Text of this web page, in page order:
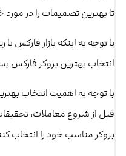
تا بهترین تصمیمات را در مورد
با توجه به اینکه بازار فارکس
انتخاب بهترین بروکر فارکس
با توجه به اهمیت انتخاب
قبل از شروع معاملات،
بروکر مناسب خود را انتخاب